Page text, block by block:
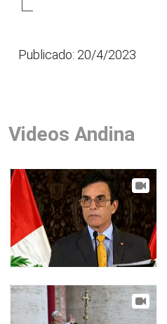
Publicado: 20/4/2023
Videos Andina